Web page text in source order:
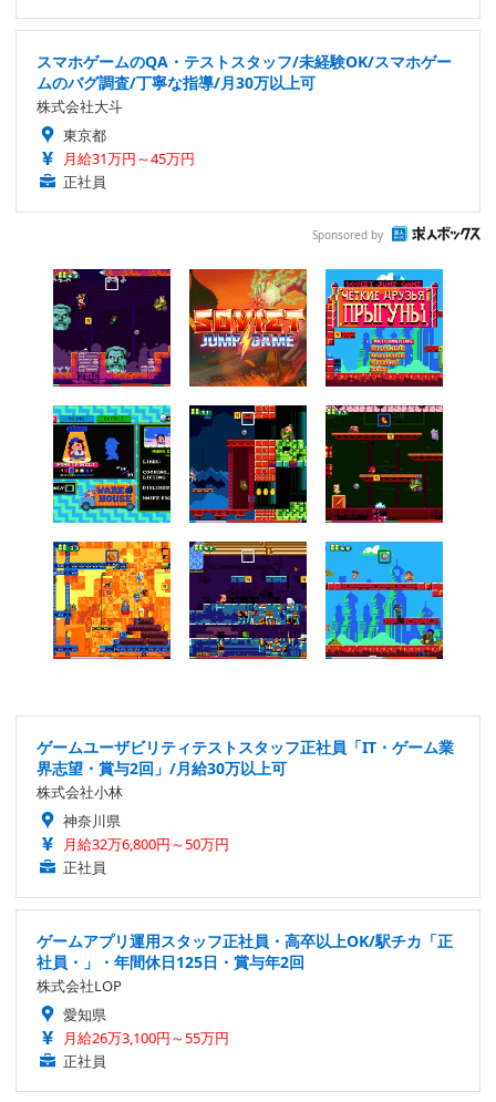
スマホゲームのQA・テストスタッフ/未経験OK/スマホゲー
ムのバグ調査/丁寧な指導/月30万以上可
株式会社大斗
東京都
月給31万円～45万円
正社員
Sponsored by
ゲームユーザビリティテストスタッフ正社員「IT・ゲーム業
界志望・賞与2回」/月給30万以上可
株式会社小林
神奈川県
月給32万6,800円～50万円
正社員
ゲームアプリ運用スタッフ正社員・高卒以上OK/駅チカ「正
社員・」・年間休日125日・賞与年2回
株式会社LOP
愛知県
月給26万3,100円～55万円
正社員